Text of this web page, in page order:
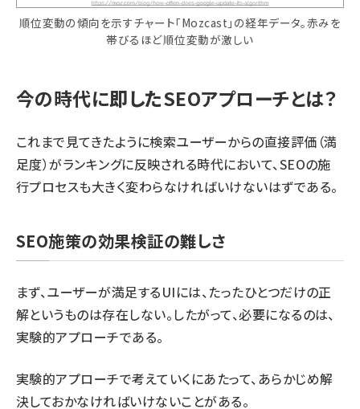
順位変動の傾向を示すチャート「Mozcast」の経年データ。赤みを
帯びるほど順位変動が激しい
今の時代に即したSEOアプローチとは？
これまで見てきたように検索ユーザーからの直接評価（満
足度）がランキングに反映される時代において、SEOの施
行プロセスも大きく変わらなければいけないはずである。
SEO施策の効果検証の難しさ
まず、ユーザーが満足するUIには、たったひとつだけの正
解というものは存在しない。したがって、必要になるのは、
実験的アプローチである。
実験的アプローチで考えていくにあたって、あらかじめ解
決しておかなければいけないことがある。